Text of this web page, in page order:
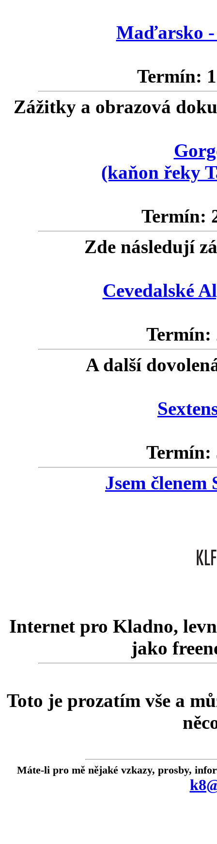
Maďarsko
Termín:
Zážitky a obrazová
(kaňon řeky
Termín:
Zde následují
Cevedalské
Termín:
A další
Termín:
Jsem
Internet pro Kladno,
jako
Toto je prozatím vše a
Máte-li pro mě nějaké vzkazy, prosby,